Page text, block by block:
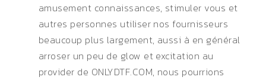
amusement connaissances, stimuler vous et
autres personnes utiliser nos fournisseurs
beaucoup plus largement, aussi à en général
arroser un peu de glow et excitation au
provider de ONLYDTF.COM, nous pourrions